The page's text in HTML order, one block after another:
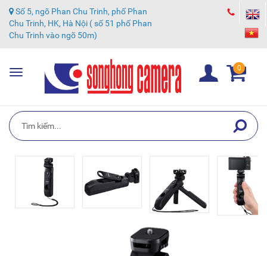
Số 5, ngõ Phan Chu Trinh, phố Phan
Chu Trinh, HK, Hà Nội ( số 51 phố Phan
Chu Trinh vào ngõ 50m)
Toggle
navigation
0